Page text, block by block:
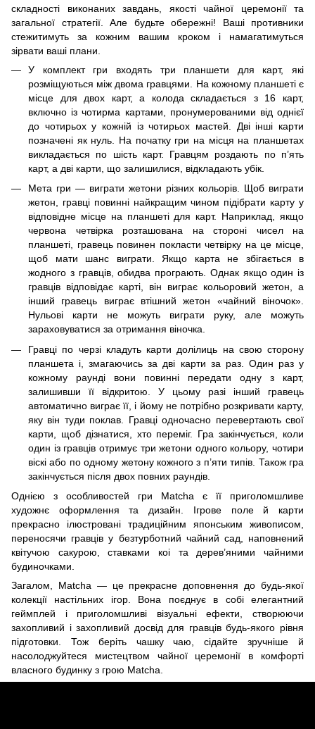
складності виконаних завдань, якості чайної церемонії та
загальної стратегії. Але будьте обережні! Ваші противники
стежитимуть за кожним вашим кроком і намагатимуться
зірвати ваші плани.
У комплект гри входять три планшети для карт, які
розміщуються між двома гравцями. На кожному планшеті є
місце для двох карт, а колода складається з 16 карт,
включно із чотирма картами, пронумерованими від однієї
до чотирьох у кожній із чотирьох мастей. Дві інші карти
позначені як нуль. На початку гри на місця на планшетах
викладається по шість карт. Гравцям роздають по п’ять
карт, а дві карти, що залишилися, відкладають убік.
Мета гри — виграти жетони різних кольорів. Щоб виграти
жетон, гравці повинні найкращим чином підібрати карту у
відповідне місце на планшеті для карт. Наприклад, якщо
червона четвірка розташована на стороні чисел на
планшеті, гравець повинен покласти четвірку на це місце,
щоб мати шанс виграти. Якщо карта не збігається в
жодного з гравців, обидва програють. Однак якщо один із
гравців відповідає карті, він виграє кольоровий жетон, а
інший гравець виграє втішний жетон «чайний віночок».
Нульові карти не можуть виграти руку, але можуть
зараховуватися за отримання віночка.
Гравці по черзі кладуть карти долілиць на свою сторону
планшета і, змагаючись за дві карти за раз. Один раз у
кожному раунді вони повинні передати одну з карт,
залишивши її відкритою. У цьому разі інший гравець
автоматично виграє її, і йому не потрібно розкривати карту,
яку він туди поклав. Гравці одночасно перевертають свої
карти, щоб дізнатися, хто переміг. Гра закінчується, коли
один із гравців отримує три жетони одного кольору, чотири
віскі або по одному жетону кожного з п’яти типів. Також гра
закінчується після двох повних раундів.
Однією з особливостей гри Matcha є її приголомшливе
художнє оформлення та дизайн. Ігрове поле й карти
прекрасно ілюстровані традиційним японським живописом,
переносячи гравців у безтурботний чайний сад, наповнений
квітучою сакурою, ставками коі та дерев’яними чайними
будиночками.
Загалом, Matcha — це прекрасне доповнення до будь-якої
колекції настільних ігор. Вона поєднує в собі елегантний
геймплей і приголомшливі візуальні ефекти, створюючи
захопливий і захопливий досвід для гравців будь-якого рівня
підготовки. Тож беріть чашку чаю, сідайте зручніше й
насолоджуйтеся мистецтвом чайної церемонії в комфорті
власного будинку з грою Matcha.